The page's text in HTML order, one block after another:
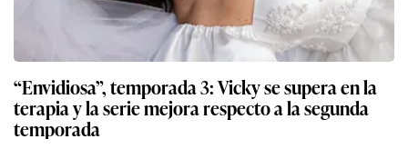
“Envidiosa”, temporada 3: Vicky se supera en la
terapia y la serie mejora respecto a la segunda
temporada